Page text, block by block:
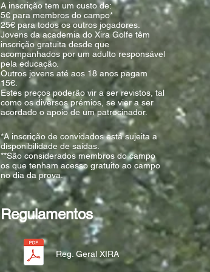
A inscrição tem um custo de:
5€ para membros do campo*
25€ para todos os outros jogadores.
Jovens da academia do Xira Golfe têm
inscrição gratuita desde que
acompanhados por um adulto responsável
pela educação.
Outros jovens até aos 18 anos pagam
15€.
Estes preços poderão vir a ser revistos, tal
como os diversos prémios, se vier a ser
acordado o apoio de um patrocinador.
*A inscrição de convidados está sujeita a
disponibilidade de saídas.
**São considerados membros do campo
os que tenham acesso gratuito ao campo
no dia da prova.
Regulamentos
Reg. Geral XIRA